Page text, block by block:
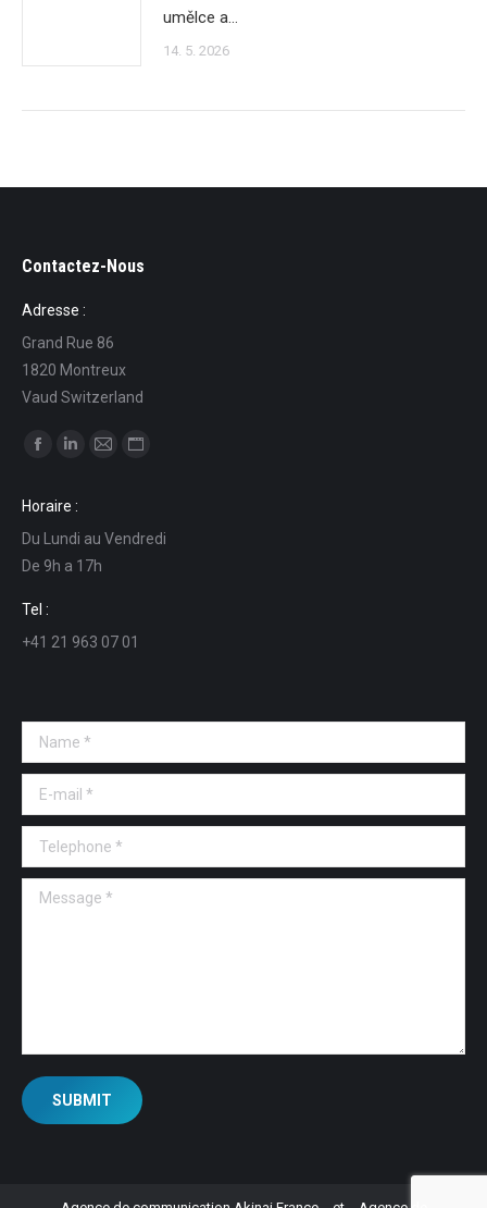
umělce a…
14. 5. 2026
Contactez-Nous
Adresse :
Grand Rue 86
1820 Montreux
Vaud Switzerland
Find us on:
opens
in
new
window
opens
in
new
in
in
Horaire :
Du Lundi au Vendredi
De 9h a 17h
Tel :
+41 21 963 07 01
Name *
E-mail *
Telephone *
Message *
SUBMIT